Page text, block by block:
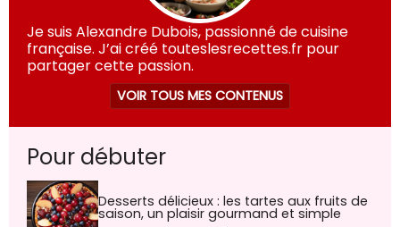
Je suis Alexandre Dubois, passionné de cuisine
française. J’ai créé touteslesrecettes.fr pour
partager cette passion.
VOIR TOUS MES CONTENUS
Pour débuter
Desserts délicieux : les tartes aux fruits de
saison, un plaisir gourmand et simple